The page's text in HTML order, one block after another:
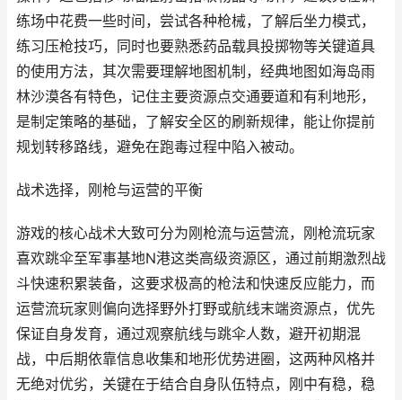
练场中花费一些时间，尝试各种枪械，了解后坐力模式，
练习压枪技巧，同时也要熟悉药品载具投掷物等关键道具
的使用方法，其次需要理解地图机制，经典地图如海岛雨
林沙漠各有特色，记住主要资源点交通要道和有利地形，
是制定策略的基础，了解安全区的刷新规律，能让你提前
规划转移路线，避免在跑毒过程中陷入被动。
战术选择，刚枪与运营的平衡
游戏的核心战术大致可分为刚枪流与运营流，刚枪流玩家
喜欢跳伞至军事基地N港这类高级资源区，通过前期激烈战
斗快速积累装备，这要求极高的枪法和快速反应能力，而
运营流玩家则偏向选择野外打野或航线末端资源点，优先
保证自身发育，通过观察航线与跳伞人数，避开初期混
战，中后期依靠信息收集和地形优势进圈，这两种风格并
无绝对优劣，关键在于结合自身队伍特点，刚中有稳，稳